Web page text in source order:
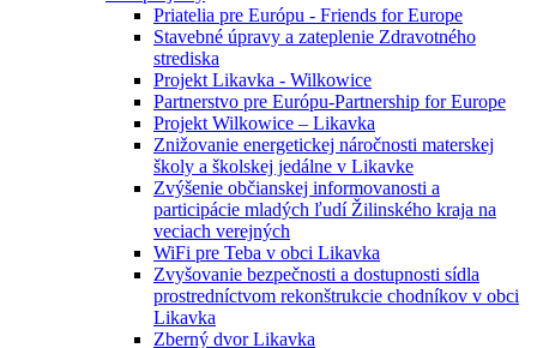
Priatelia pre Európu - Friends for Europe
Stavebné úpravy a zateplenie Zdravotného
strediska
Projekt Likavka - Wilkowice
Partnerstvo pre Európu-Partnership for Europe
Projekt Wilkowice – Likavka
Znižovanie energetickej náročnosti materskej
školy a školskej jedálne v Likavke
Zvýšenie občianskej informovanosti a
participácie mladých ľudí Žilinského kraja na
veciach verejných
WiFi pre Teba v obci Likavka
Zvyšovanie bezpečnosti a dostupnosti sídla
prostredníctvom rekonštrukcie chodníkov v obci
Likavka
Zberný dvor Likavka